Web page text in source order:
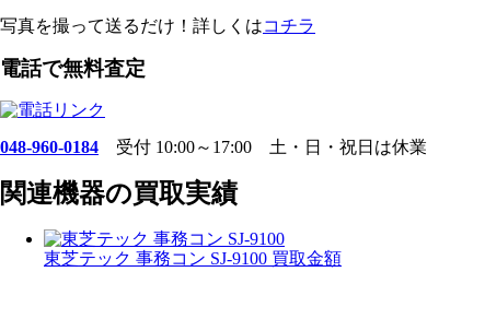
写真を撮って送るだけ！詳しくはコチラ
電話で無料査定
048-960-0184 受付 10:00～17:00 土・日・祝日は休業
関連機器の買取実績
東芝テック 事務コン SJ-9100 買取金額